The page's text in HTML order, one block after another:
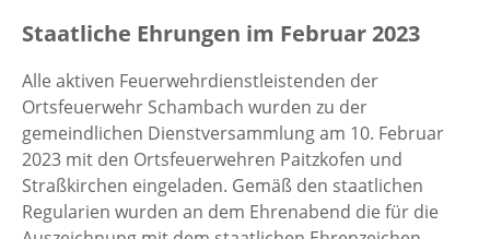
Staatliche Ehrungen im Februar 2023
Alle aktiven Feuerwehrdienstleistenden der
Ortsfeuerwehr Schambach wurden zu der
gemeindlichen Dienstversammlung am 10. Februar
2023 mit den Ortsfeuerwehren Paitzkofen und
Straßkirchen eingeladen. Gemäß den staatlichen
Regularien wurden an dem Ehrenabend die für die